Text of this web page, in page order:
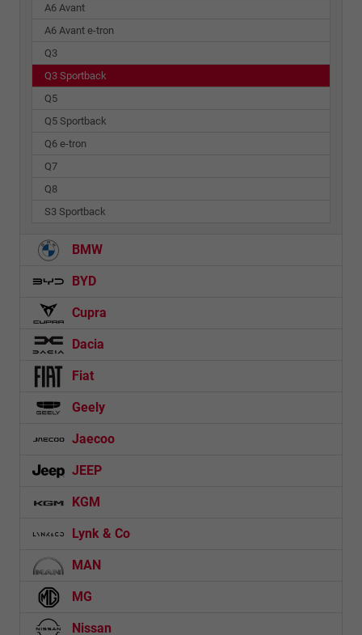
A6 Avant
A6 Avant e-tron
Q3
Q3 Sportback
Q5
Q5 Sportback
Q6 e-tron
Q7
Q8
S3 Sportback
BMW
BYD
Cupra
Dacia
Fiat
Geely
Jaecoo
JEEP
KGM
Lynk & Co
MAN
MG
Nissan